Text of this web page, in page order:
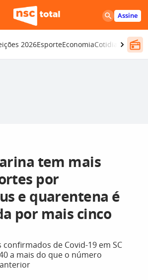
Assine
2026EsporteEconomiaCotidiano
tem mais
por
e quarentena é
por mais cinco
de Covid-19 em SC
a mais do que o número